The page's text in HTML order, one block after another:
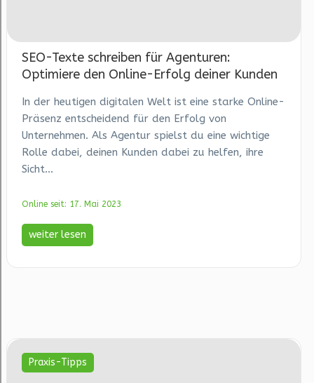
SEO-Texte schreiben für Agenturen:
Optimiere den Online-Erfolg deiner Kunden
In der heutigen digitalen Welt ist eine starke Online-
Präsenz entscheidend für den Erfolg von
Unternehmen. Als Agentur spielst du eine wichtige
Rolle dabei, deinen Kunden dabei zu helfen, ihre
Sicht...
Online seit: 17. Mai 2023
weiter lesen
Praxis-Tipps